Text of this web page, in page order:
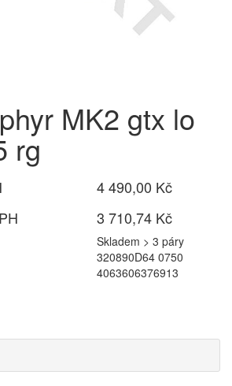
MK2 gtx lo
rg
4 490,00 Kč
3 710,74 Kč
Skladem > 3 páry
320890D64 0750
4063606376913